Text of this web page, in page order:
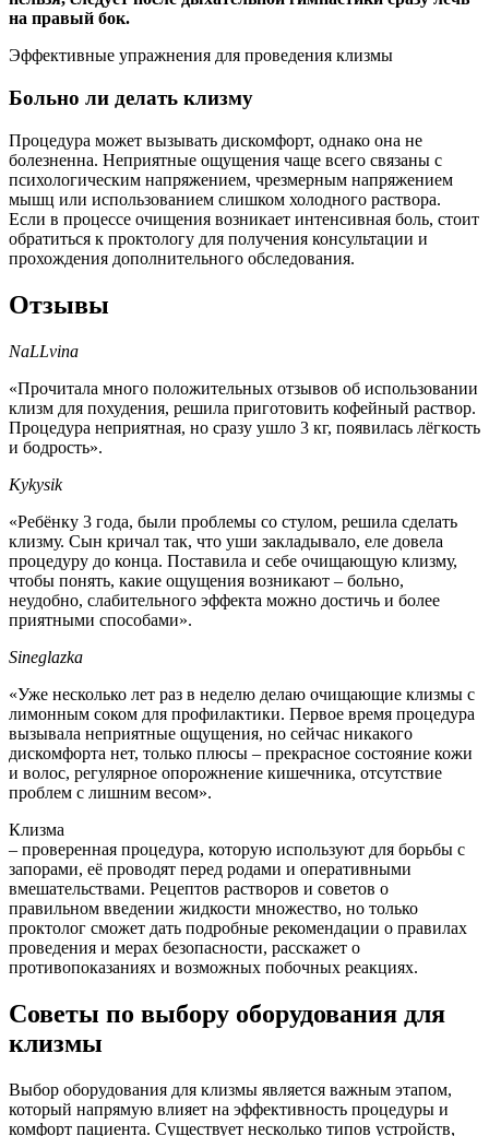
на правый бок.
Эффективные упражнения для проведения клизмы
Больно ли делать клизму
Процедура может вызывать дискомфорт, однако она не
болезненна. Неприятные ощущения чаще всего связаны с
психологическим напряжением, чрезмерным напряжением
мышц или использованием слишком холодного раствора.
Если в процессе очищения возникает интенсивная боль, стоит
обратиться к проктологу для получения консультации и
прохождения дополнительного обследования.
Отзывы
NaLLvina
«Прочитала много положительных отзывов об использовании
клизм для похудения, решила приготовить кофейный раствор.
Процедура неприятная, но сразу ушло 3 кг, появилась лёгкость
и бодрость».
Kykysik
«Ребёнку 3 года, были проблемы со стулом, решила сделать
клизму. Сын кричал так, что уши закладывало, еле довела
процедуру до конца. Поставила и себе очищающую клизму,
чтобы понять, какие ощущения возникают – больно,
неудобно, слабительного эффекта можно достичь и более
приятными способами».
Sineglazka
«Уже несколько лет раз в неделю делаю очищающие клизмы с
лимонным соком для профилактики. Первое время процедура
вызывала неприятные ощущения, но сейчас никакого
дискомфорта нет, только плюсы – прекрасное состояние кожи
и волос, регулярное опорожнение кишечника, отсутствие
проблем с лишним весом».
Клизма
– проверенная процедура, которую используют для борьбы с
запорами, её проводят перед родами и оперативными
вмешательствами. Рецептов растворов и советов о
правильном введении жидкости множество, но только
проктолог сможет дать подробные рекомендации о правилах
проведения и мерах безопасности, расскажет о
противопоказаниях и возможных побочных реакциях.
Советы по выбору оборудования для
клизмы
Выбор оборудования для клизмы является важным этапом,
который напрямую влияет на эффективность процедуры и
комфорт пациента. Существует несколько типов устройств,